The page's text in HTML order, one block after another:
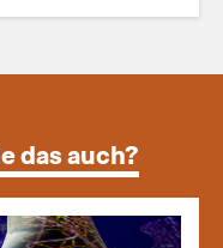
das auch?